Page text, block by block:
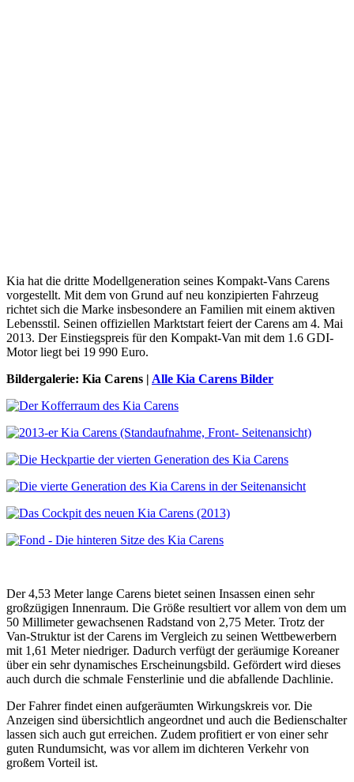
Kia hat die dritte Modellgeneration seines Kompakt-Vans Carens
vorgestellt. Mit dem von Grund auf neu konzipierten Fahrzeug
richtet sich die Marke insbesondere an Familien mit einem aktiven
Lebensstil. Seinen offiziellen Marktstart feiert der Carens am 4. Mai
2013. Der Einstiegspreis für den Kompakt-Van mit dem 1.6 GDI-
Motor liegt bei 19 990 Euro.
Bildergalerie: Kia Carens | Alle Kia Carens Bilder
Der 4,53 Meter lange Carens bietet seinen Insassen einen sehr
großzügigen Innenraum. Die Größe resultiert vor allem von dem um
50 Millimeter gewachsenen Radstand von 2,75 Meter. Trotz der
Van-Struktur ist der Carens im Vergleich zu seinen Wettbewerbern
mit 1,61 Meter niedriger. Dadurch verfügt der geräumige Koreaner
über ein sehr dynamisches Erscheinungsbild. Gefördert wird dieses
auch durch die schmale Fensterlinie und die abfallende Dachlinie.
Der Fahrer findet einen aufgeräumten Wirkungskreis vor. Die
Anzeigen sind übersichtlich angeordnet und auch die Bedienschalter
lassen sich auch gut erreichen. Zudem profitiert er von einer sehr
guten Rundumsicht, was vor allem im dichteren Verkehr von
großem Vorteil ist.